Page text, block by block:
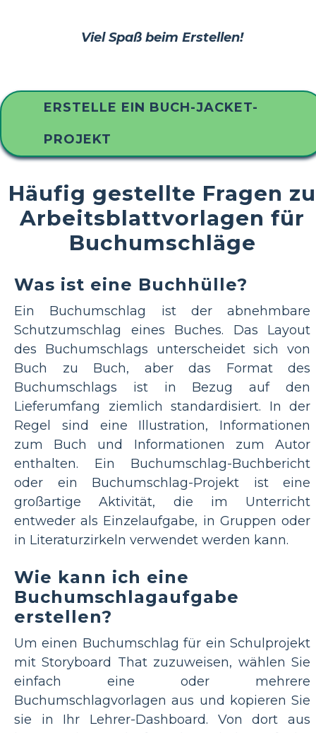
Viel Spaß beim Erstellen!
ERSTELLE EIN BUCH-JACKET-
PROJEKT
Häufig gestellte Fragen zu
Arbeitsblattvorlagen für
Buchumschläge
Was ist eine Buchhülle?
Ein Buchumschlag ist der abnehmbare
Schutzumschlag eines Buches. Das Layout
des Buchumschlags unterscheidet sich von
Buch zu Buch, aber das Format des
Buchumschlags ist in Bezug auf den
Lieferumfang ziemlich standardisiert. In der
Regel sind eine Illustration, Informationen
zum Buch und Informationen zum Autor
enthalten. Ein Buchumschlag-Buchbericht
oder ein Buchumschlag-Projekt ist eine
großartige Aktivität, die im Unterricht
entweder als Einzelaufgabe, in Gruppen oder
in Literaturzirkeln verwendet werden kann.
Wie kann ich eine
Buchumschlagaufgabe
erstellen?
Um einen Buchumschlag für ein Schulprojekt
mit Storyboard That zuzuweisen, wählen Sie
einfach eine oder mehrere
Buchumschlagvorlagen aus und kopieren Sie
sie in Ihr Lehrer-Dashboard. Von dort aus